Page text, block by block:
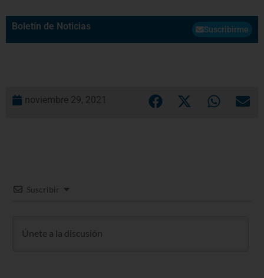
Boletín de Noticias Suscribirme
noviembre 29, 2021
Suscribir